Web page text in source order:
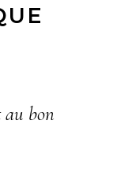
bon